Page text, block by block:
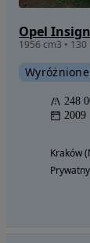
Opel
Wyróżnione
248
2009
Kraków